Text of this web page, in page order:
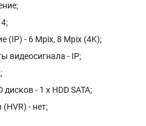
(IP) - 6 Mpix, 8 Mpix (4K);
видеосигнала - IP;
- 1 х HDD SATA;
- нет;